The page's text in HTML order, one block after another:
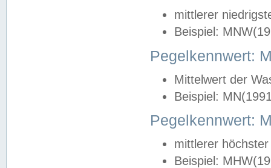
mittlerer
Beispiel:
Pegelkennwert:
Mittelwert der
Beispiel:
Pegelkennwert:
mittlerer
Beispiel: